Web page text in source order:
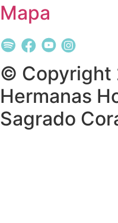
Mapa
© Copyright
Hermanas
Sagrado